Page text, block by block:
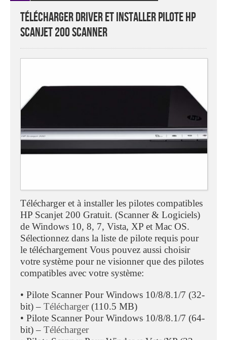
Télécharger Driver Et Installer Pilote HP
Scanjet 200 Scanner
Télécharger et à installer les pilotes compatibles
HP Scanjet 200 Gratuit. (Scanner & Logiciels)
de Windows 10, 8, 7, Vista, XP et Mac OS.
Sélectionnez dans la liste de pilote requis pour
le téléchargement Vous pouvez aussi choisir
votre système pour ne visionner que des pilotes
compatibles avec votre système:
• Pilote Scanner Pour Windows 10/8/8.1/7 (32-
bit) – Télécharger(110.5 MB)
• Pilote Scanner Pour Windows 10/8/8.1/7 (64-
bit) – Télécharger